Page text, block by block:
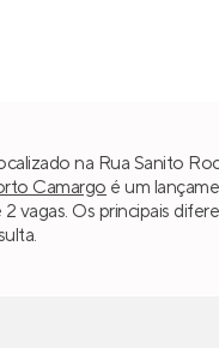
na Rua Sanito
Camargo é um
2 vagas. Os principais